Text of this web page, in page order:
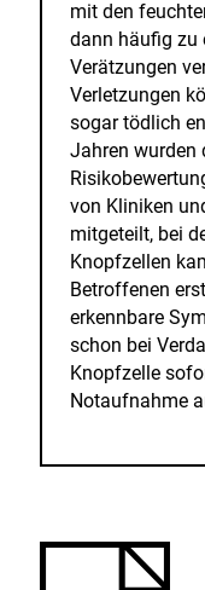
mit den
dann häufig zu
Verätzungen
Verletzungen
sogar tödlich
Jahren wurden
von Kliniken
mitgeteilt, bei
Knopfzellen
Betroffenen
erkennbare
schon bei
Knopfzelle
Notaufnahme